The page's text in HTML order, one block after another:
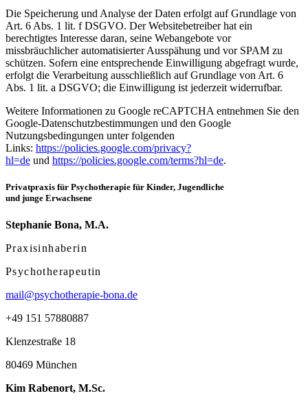
Die Speicherung und Analyse der Daten erfolgt auf Grundlage von
Art. 6 Abs. 1 lit. f DSGVO. Der Websitebetreiber hat ein
berechtigtes Interesse daran, seine Webangebote vor
missbräuchlicher automatisierter Ausspähung und vor SPAM zu
schützen. Sofern eine entsprechende Einwilligung abgefragt wurde,
erfolgt die Verarbeitung ausschließlich auf Grundlage von Art. 6
Abs. 1 lit. a DSGVO; die Einwilligung ist jederzeit widerrufbar.
Weitere Informationen zu Google reCAPTCHA entnehmen Sie den
Google-Datenschutzbestimmungen und den Google
Nutzungsbedingungen unter folgenden
Links: https://policies.google.com/privacy?
hl=de und https://policies.google.com/terms?hl=de.
Privatpraxis für Psychotherapie für Kinder, Jugendliche
und junge Erwachsene
Stephanie Bona, M.A.
Praxisinhaberin
Psychotherapeutin
mail@psychotherapie-bona.de
+49 151 57880887
Klenzestraße 18
80469 München
Kim Rabenort, M.Sc.